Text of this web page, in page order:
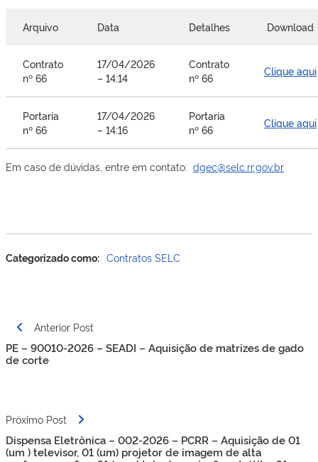
Arquivo Data Detalhes Download
Contrato
nº 66
17/04/2026
– 14:14
Contrato
nº 66
Clique aqui
Portaria
nº 66
17/04/2026
– 14:16
Portaria
nº 66
Clique aqui
Em caso de dúvidas, entre em contato: dgec@selc.rr.gov.br
Categorizado como: Contratos SELC
Navegação
de
Post
Anterior Post
PE – 90010-2026 – SEADI – Aquisição de matrizes de gado
de corte
Próximo Post
Dispensa Eletrônica – 002-2026 – PCRR – Aquisição de 01
(um ) televisor, 01 (um) projetor de imagem de alta